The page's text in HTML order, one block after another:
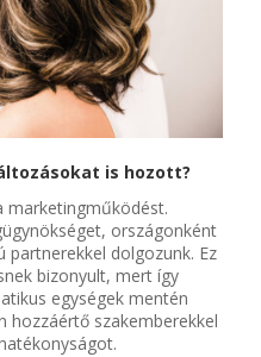
is hozott?
marketingműködést.
országonként
partnerekkel dolgozunk. Ez
bizonyult, mert így
egységek mentén
hozzáértő szakemberekkel